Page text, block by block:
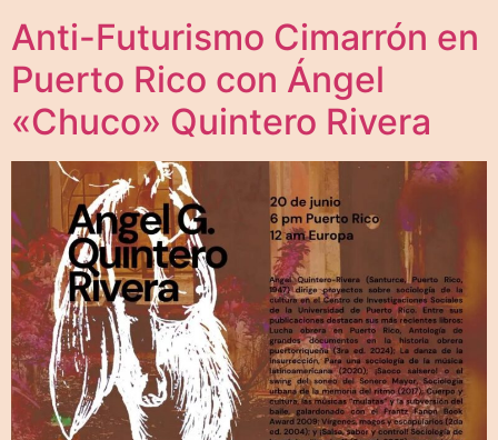
Anti-Futurismo Cimarrón en
Puerto Rico con Ángel
«Chuco» Quintero Rivera